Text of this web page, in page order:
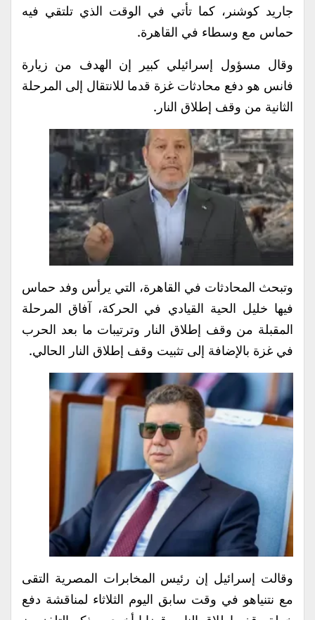
جاريد كوشنر، كما تأتي في الوقت الذي تلتقي فيه
حماس مع وسطاء في القاهرة.
وقال مسؤول إسرائيلي كبير إن الهدف من زيارة
فانس هو دفع محادثات غزة قدما للانتقال إلى المرحلة
الثانية من وقف إطلاق النار.
وتبحث المحادثات في القاهرة، التي يرأس وفد حماس
فيها خليل الحية القيادي في الحركة، آفاق المرحلة
المقبلة من وقف إطلاق النار وترتيبات ما بعد الحرب
في غزة بالإضافة إلى تثبيت وقف إطلاق النار الحالي.
وقالت إسرائيل إن رئيس المخابرات المصرية التقى
مع نتنياهو في وقت سابق اليوم الثلاثاء لمناقشة دفع